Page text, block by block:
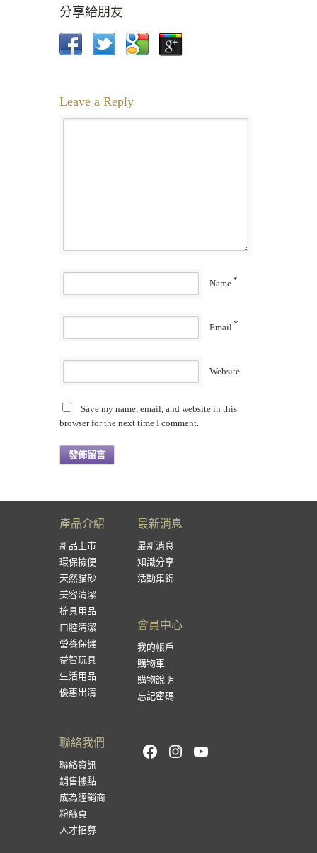
分享給朋友
Leave a Reply
Name*
Email*
Website
Save my name, email, and website in this
browser for the next time I comment.
產品介紹
新品上市
環保撿便
天然貓砂
美容清潔
梳具用品
口腔清潔
營養保健
益智玩具
生活用品
優惠出清
最新消息
最新消息
知識分享
活動集錦
會員中心
我的帳戶
購物車
購物說明
忘記密碼
聯絡我們
聯絡資訊
銷售據點
成為經銷商
粉絲頁
人才招募
Facebook
Instagram
YouTube